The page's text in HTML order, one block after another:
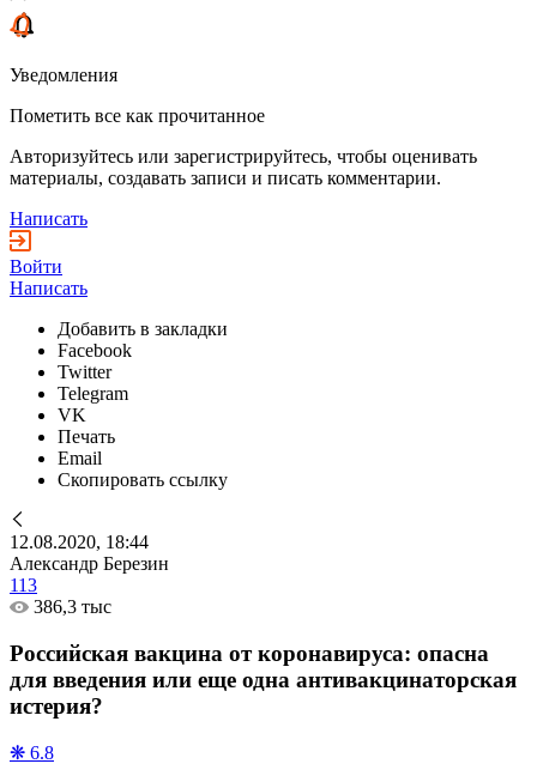
Уведомления
Пометить все как прочитанное
Авторизуйтесь или зарегистрируйтесь, чтобы оценивать
материалы, создавать записи и писать комментарии.
Написать
Войти
Написать
Добавить в закладки
Facebook
Twitter
Telegram
VK
Печать
Email
Скопировать ссылку
12.08.2020, 18:44
Александр Березин
113
386,3 тыс
Российская вакцина от коронавируса: опасна
для введения или еще одна антивакцинаторская
истерия?
❋ 6.8